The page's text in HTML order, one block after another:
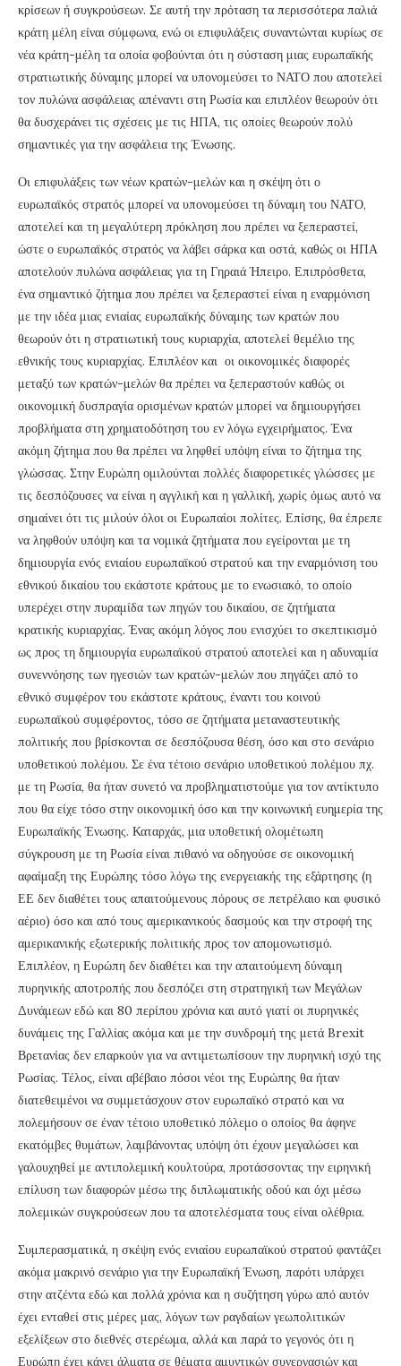
κρίσεων ή συγκρούσεων. Σε αυτή την πρόταση τα περισσότερα παλιά
κράτη μέλη είναι σύμφωνα, ενώ οι επιφυλάξεις συναντώνται κυρίως σε
νέα κράτη-μέλη τα οποία φοβούνται ότι η σύσταση μιας ευρωπαϊκής
στρατιωτικής δύναμης μπορεί να υπονομεύσει το ΝΑΤΟ που αποτελεί
τον πυλώνα ασφάλειας απέναντι στη Ρωσία και επιπλέον θεωρούν ότι
θα δυσχεράνει τις σχέσεις με τις ΗΠΑ, τις οποίες θεωρούν πολύ
σημαντικές για την ασφάλεια της Ένωσης.
Οι επιφυλάξεις των νέων κρατών-μελών και η σκέψη ότι ο
ευρωπαϊκός στρατός μπορεί να υπονομεύσει τη δύναμη του ΝΑΤΟ,
αποτελεί και τη μεγαλύτερη πρόκληση που πρέπει να ξεπεραστεί,
ώστε ο ευρωπαϊκός στρατός να λάβει σάρκα και οστά, καθώς οι ΗΠΑ
αποτελούν πυλώνα ασφάλειας για τη Γηραιά Ήπειρο. Επιπρόσθετα,
ένα σημαντικό ζήτημα που πρέπει να ξεπεραστεί είναι η εναρμόνιση
με την ιδέα μιας ενιαίας ευρωπαϊκής δύναμης των κρατών που
θεωρούν ότι η στρατιωτική τους κυριαρχία, αποτελεί θεμέλιο της
εθνικής τους κυριαρχίας. Επιπλέον και οι οικονομικές διαφορές
μεταξύ των κρατών-μελών θα πρέπει να ξεπεραστούν καθώς οι
οικονομική δυσπραγία ορισμένων κρατών μπορεί να δημιουργήσει
προβλήματα στη χρηματοδότηση του εν λόγω εγχειρήματος. Ένα
ακόμη ζήτημα που θα πρέπει να ληφθεί υπόψη είναι το ζήτημα της
γλώσσας. Στην Ευρώπη ομιλούνται πολλές διαφορετικές γλώσσες με
τις δεσπόζουσες να είναι η αγγλική και η γαλλική, χωρίς όμως αυτό να
σημαίνει ότι τις μιλούν όλοι οι Ευρωπαίοι πολίτες. Επίσης, θα έπρεπε
να ληφθούν υπόψη και τα νομικά ζητήματα που εγείρονται με τη
δημιουργία ενός ενιαίου ευρωπαϊκού στρατού και την εναρμόνιση του
εθνικού δικαίου του εκάστοτε κράτους με το ενωσιακό, το οποίο
υπερέχει στην πυραμίδα των πηγών του δικαίου, σε ζητήματα
κρατικής κυριαρχίας. Ένας ακόμη λόγος που ενισχύει το σκεπτικισμό
ως προς τη δημιουργία ευρωπαϊκού στρατού αποτελεί και η αδυναμία
συνεννόησης των ηγεσιών των κρατών-μελών που πηγάζει από το
εθνικό συμφέρον του εκάστοτε κράτους, έναντι του κοινού
ευρωπαϊκού συμφέροντος, τόσο σε ζητήματα μεταναστευτικής
πολιτικής που βρίσκονται σε δεσπόζουσα θέση, όσο και στο σενάριο
υποθετικού πολέμου. Σε ένα τέτοιο σενάριο υποθετικού πολέμου πχ.
με τη Ρωσία, θα ήταν συνετό να προβληματιστούμε για τον αντίκτυπο
που θα είχε τόσο στην οικονομική όσο και την κοινωνική ευημερία της
Ευρωπαϊκής Ένωσης. Καταρχάς, μια υποθετική ολομέτωπη
σύγκρουση με τη Ρωσία είναι πιθανό να οδηγούσε σε οικονομική
αφαίμαξη της Ευρώπης τόσο λόγω της ενεργειακής της εξάρτησης (η
ΕΕ δεν διαθέτει τους απαιτούμενους πόρους σε πετρέλαιο και φυσικό
αέριο) όσο και από τους αμερικανικούς δασμούς και την στροφή της
αμερικανικής εξωτερικής πολιτικής προς τον απομονωτισμό.
Επιπλέον, η Ευρώπη δεν διαθέτει και την απαιτούμενη δύναμη
πυρηνικής αποτροπής που δεσπόζει στη στρατηγική των Μεγάλων
Δυνάμεων εδώ και 80 περίπου χρόνια και αυτό γιατί οι πυρηνικές
δυνάμεις της Γαλλίας ακόμα και με την συνδρομή της μετά Brexit
Βρετανίας δεν επαρκούν για να αντιμετωπίσουν την πυρηνική ισχύ της
Ρωσίας. Τέλος, είναι αβέβαιο πόσοι νέοι της Ευρώπης θα ήταν
διατεθειμένοι να συμμετάσχουν στον ευρωπαϊκό στρατό και να
πολεμήσουν σε έναν τέτοιο υποθετικό πόλεμο ο οποίος θα άφηνε
εκατόμβες θυμάτων, λαμβάνοντας υπόψη ότι έχουν μεγαλώσει και
γαλουχηθεί με αντιπολεμική κουλτούρα, προτάσσοντας την ειρηνική
επίλυση των διαφορών μέσω της διπλωματικής οδού και όχι μέσω
πολεμικών συγκρούσεων που τα αποτελέσματα τους είναι ολέθρια.
Συμπερασματικά, η σκέψη ενός ενιαίου ευρωπαϊκού στρατού φαντάζει
ακόμα μακρινό σενάριο για την Ευρωπαϊκή Ένωση, παρότι υπάρχει
στην ατζέντα εδώ και πολλά χρόνια και η συζήτηση γύρω από αυτόν
έχει ενταθεί στις μέρες μας, λόγων των ραγδαίων γεωπολιτικών
εξελίξεων στο διεθνές στερέωμα, αλλά και παρά το γεγονός ότι η
Ευρώπη έχει κάνει άλματα σε θέματα αμυντικών συνεργασιών και